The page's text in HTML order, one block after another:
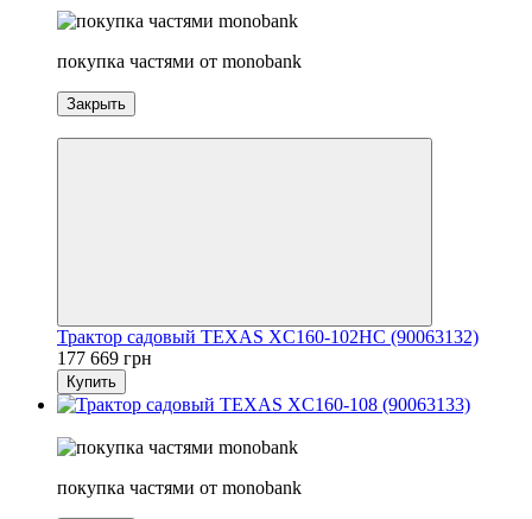
покупка частями от monobank
Закрыть
Трактор садовый TEXAS XC160-102HC (90063132)
177 669 грн
Купить
покупка частями от monobank